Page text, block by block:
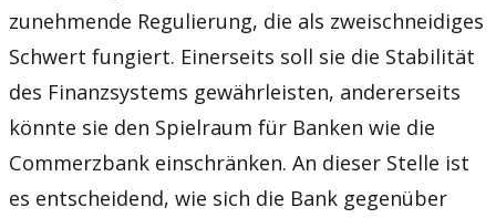
zunehmende Regulierung, die als zweischneidiges
Schwert fungiert. Einerseits soll sie die Stabilität
des Finanzsystems gewährleisten, andererseits
könnte sie den Spielraum für Banken wie die
Commerzbank einschränken. An dieser Stelle ist
es entscheidend, wie sich die Bank gegenüber